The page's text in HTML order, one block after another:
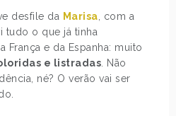
desfile da Marisa , com a
tudo o que já tinha
França e da Espanha: muito
e listradas . Não
né? O verão vai ser
PRÓXIMO POST
DESEJO DO DIA: